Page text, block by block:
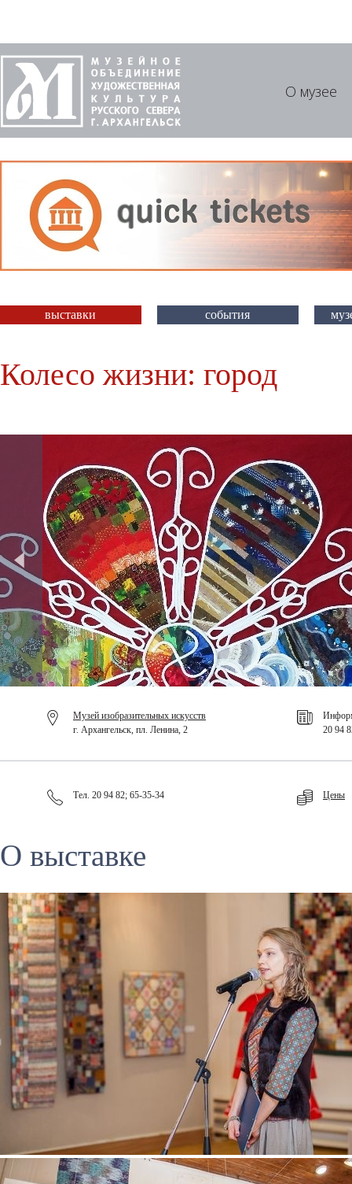
О музее
выставки события
Колесо жизни: город
Музей изобразительных искусств
г. Архангельск, пл. Ленина, 2
20 94
Тел. 20 94 82; 65-35-34 Цены
О выставке